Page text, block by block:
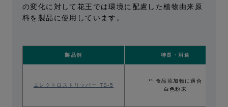
の変化に対して 花王では環境に配慮した植物由来原
料を製品に使用しています。
製品例 特長・用途
エレクトロストリッパー TS-5
*¹ 食品添加物に適合
白色粉末